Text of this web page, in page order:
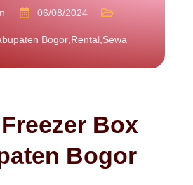
06/08/2024
Bogor,Rental,Sewa
Box
Bogor